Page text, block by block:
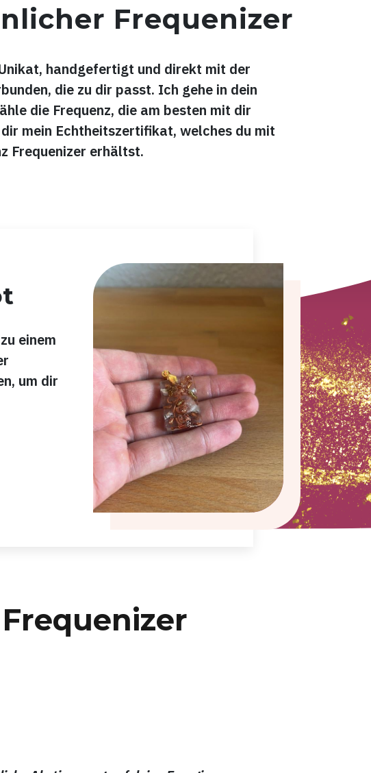
Frequenizer
handgefertigt und direkt mit der
die zu dir passt. Ich gehe in dein
die Frequenz, die am besten mit dir
mein Echtheitszertifikat, welches du mit
Frequenizer erhältst.
einem
um dir